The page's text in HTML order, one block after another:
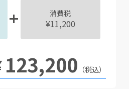
消費税
¥11,200
123,200 （税込）